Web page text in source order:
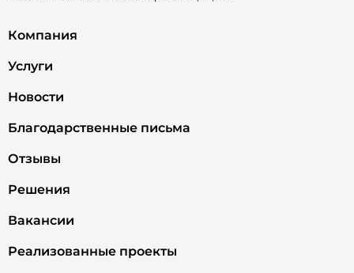
Компания
Услуги
Новости
Благодарственные письма
Отзывы
Решения
Вакансии
Реализованные проекты